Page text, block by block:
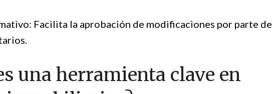
Facilita la aprobación de modificaciones por parte de
una herramienta clave en